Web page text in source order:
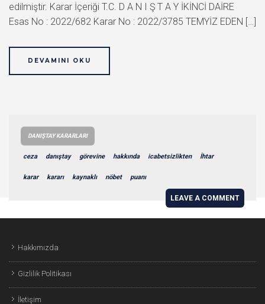
edilmiştir. Karar İçeriği T.C. D A N I Ş T A Y İKİNCİ DAİRE
Esas No : 2022/682 Karar No : 2022/3785 TEMYİZ EDEN […]
DEVAMINI OKU
DANIŞTAY KARARLARI
ceza danıştay görevine hakkında icabetsizlikten İhtar
karar kararı kaynaklı nöbet puanı
LEAVE A COMMENT
Hakkımızda
Gizlilik Politikası
İletişim